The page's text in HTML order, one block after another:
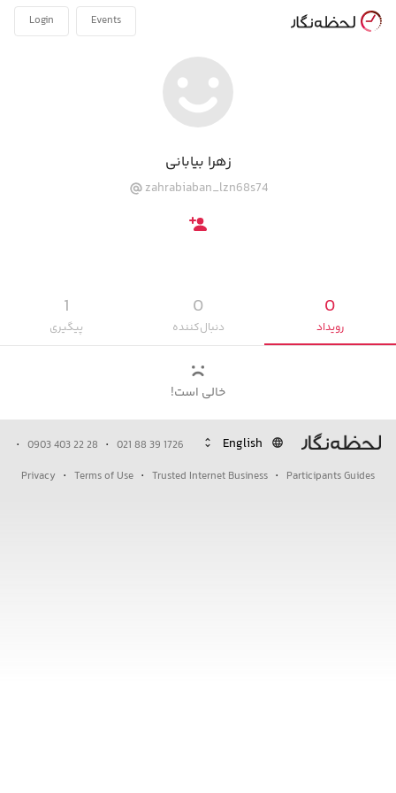
Events
Login
زهرا بیابانی
zahrabiaban_lzn68s74
0
رویداد‌
0
دنبال‌کننده
1
پیگیری‌
خالی است!
language
unfold_more
021 88 39 1726
·
0903 403 22 28
·
Participants Guides
·
Trusted Internet Business
·
Terms of Use
·
Privacy